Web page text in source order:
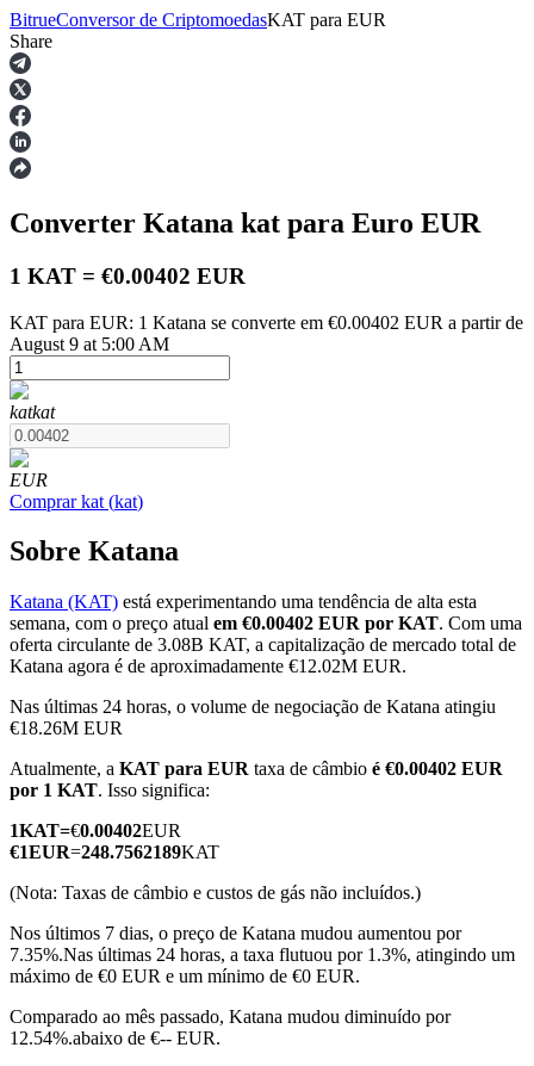
Futuros
Futuros de USDT
Futuros COIN-M
TradFi
BitrueConversor de CriptomoedasKAT para EUR
Share
Converter Katana kat para Euro EUR
1 KAT = €0.00402 EUR
KAT para EUR: 1 Katana se converte em €0.00402 EUR a partir de
August 9 at 5:00 AM
katkat
EUR
Comprar kat (kat)
Sobre Katana
Katana (KAT) está experimentando uma tendência de alta esta
semana, com o preço atual em €0.00402 EUR por KAT. Com uma
oferta circulante de 3.08B KAT, a capitalização de mercado total de
Katana agora é de aproximadamente €12.02M EUR.
Nas últimas 24 horas, o volume de negociação de Katana atingiu
€18.26M EUR
Atualmente, a KAT para EUR taxa de câmbio é €0.00402 EUR
por 1 KAT. Isso significa:
1KAT=€0.00402EUR
€1EUR=248.7562189KAT
(Nota: Taxas de câmbio e custos de gás não incluídos.)
Nos últimos 7 dias, o preço de Katana mudou aumentou por
7.35%.Nas últimas 24 horas, a taxa flutuou por 1.3%, atingindo um
máximo de €0 EUR e um mínimo de €0 EUR.
Comparado ao mês passado, Katana mudou diminuído por
12.54%.abaixo de €-- EUR.